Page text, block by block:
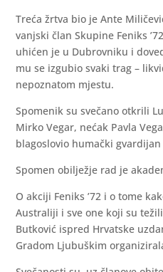
Treća žrtva bio je Ante
vanjski član Skupine Feniks
uhićen je u Dubrovniku i
mu se izgubio svaki trag –
nepoznatom mjestu.
Spomenik su svečano otkrili
Mirko Vegar, nećak Pavla
blagoslovio humački
Spomen obilježje rad je
O akciji Feniks ’72 i o tome
Australiji i sve one koji su
Butković ispred Hrvatske
Gradom Ljubuškim